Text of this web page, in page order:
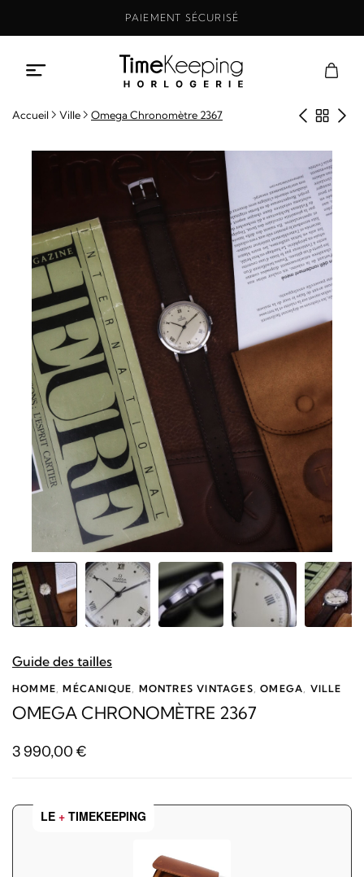
PAIEMENT SÉCURISÉ
Accueil Ville Omega Chronomètre 2367
Guide des tailles
HOMME,MÉCANIQUE, MONTRES VINTAGES,OMEGA, VILLE
OMEGA CHRONOMÈTRE 2367
3 990,00 €
LE + TIMEKEEPING